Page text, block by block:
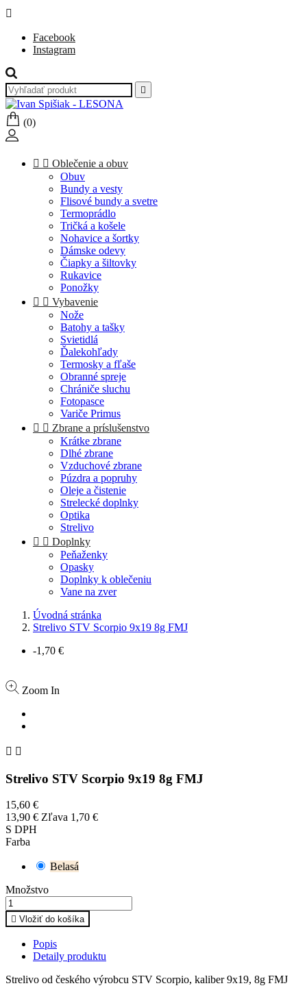

Facebook
Instagram

(0)
  Oblečenie a obuv
Obuv
Bundy a vesty
Flisové bundy a svetre
Termoprádlo
Tričká a košele
Nohavice a šortky
Dámske odevy
Čiapky a šiltovky
Rukavice
Ponožky
  Vybavenie
Nože
Batohy a tašky
Svietidlá
Ďalekohľady
Termosky a fľaše
Obranné spreje
Chrániče sluchu
Fotopasce
Variče Primus
  Zbrane a príslušenstvo
Krátke zbrane
Dlhé zbrane
Vzduchové zbrane
Púzdra a popruhy
Oleje a čistenie
Strelecké doplnky
Optika
Strelivo
  Doplnky
Peňaženky
Opasky
Doplnky k oblečeniu
Vane na zver
Úvodná stránka
Strelivo STV Scorpio 9x19 8g FMJ
-1,70 €
Zoom In
 
Strelivo STV Scorpio 9x19 8g FMJ
15,60 €
13,90 € Zľava 1,70 €
S DPH
Farba
Belasá
Množstvo
 Vložiť do košíka
Popis
Detaily produktu
Strelivo od českého výrobcu STV Scorpio, kaliber 9x19, 8g FMJ